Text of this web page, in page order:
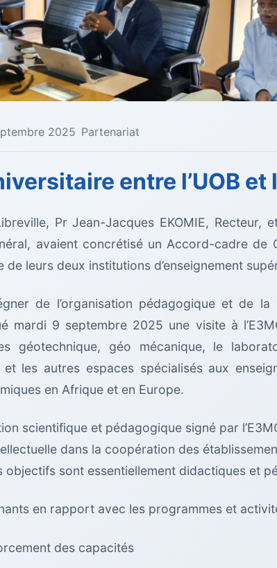
2025 Partenariat
entre l’UOB et
Pr Jean-Jacques EKOMIE, Recteur,
avaient concrétisé un Accord-cadre de
leurs deux institutions d’enseignement
de l’organisation pédagogique et de
mardi 9 septembre 2025 une visite à
géotechnique, géo mécanique, le
et les autres espaces spécialisés aux
en Afrique et en Europe.
scientifique et pédagogique signé par
dans la coopération des
objectifs sont essentiellement didactiques et
en rapport avec les programmes et
des capacités